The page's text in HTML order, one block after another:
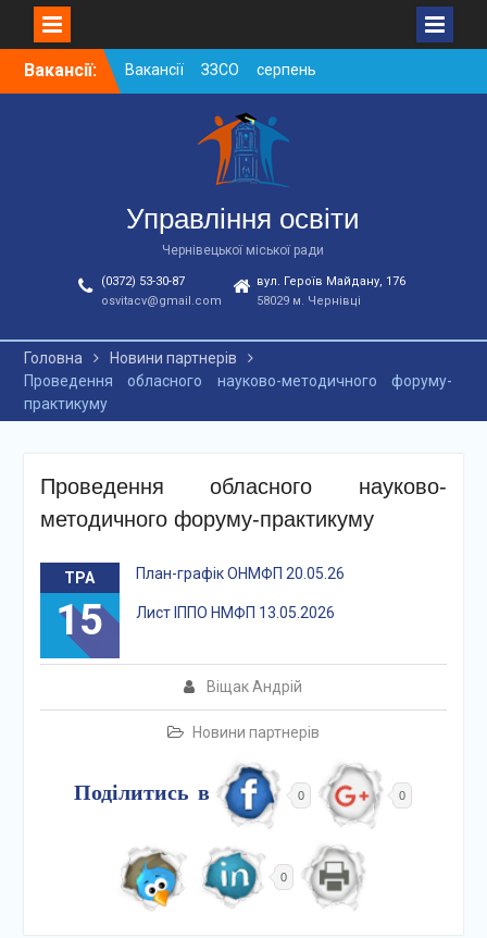
SkipВакансії:
Вакансії ЗЗСО серпень
2026
Вакансії ЗЗСО червень
Вакансії у ЗДО та
дошкільних підрозділах
ЗЗСО станом на
01.08.2026 р.
Управління освіти
Чернівецької міської ради
(0372) 53-30-87
osvitacv@gmail.com
вул. Героїв Майдану, 176
58029 м. Чернівці
Головна
Новини партнерів
Проведення обласного науково-методичного форуму-
практикуму
Проведення обласного науково-
методичного форуму-практикуму
ТРА
15
Віщак Андрій
Новини партнерів
План-графік ОНМФП 20.05.26
Лист ІППО НМФП 13.05.2026
Поділитись в 0 0
0